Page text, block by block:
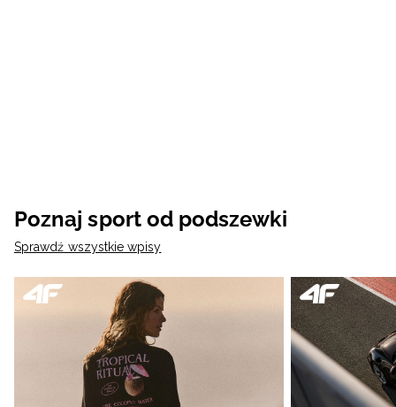
Poznaj sport od podszewki
Sprawdź wszystkie wpisy